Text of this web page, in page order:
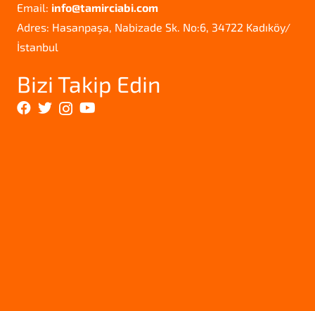
Email: info@tamirciabi.com
Adres: Hasanpaşa, Nabizade Sk. No:6, 34722 Kadıköy/
İstanbul
Bizi Takip Edin